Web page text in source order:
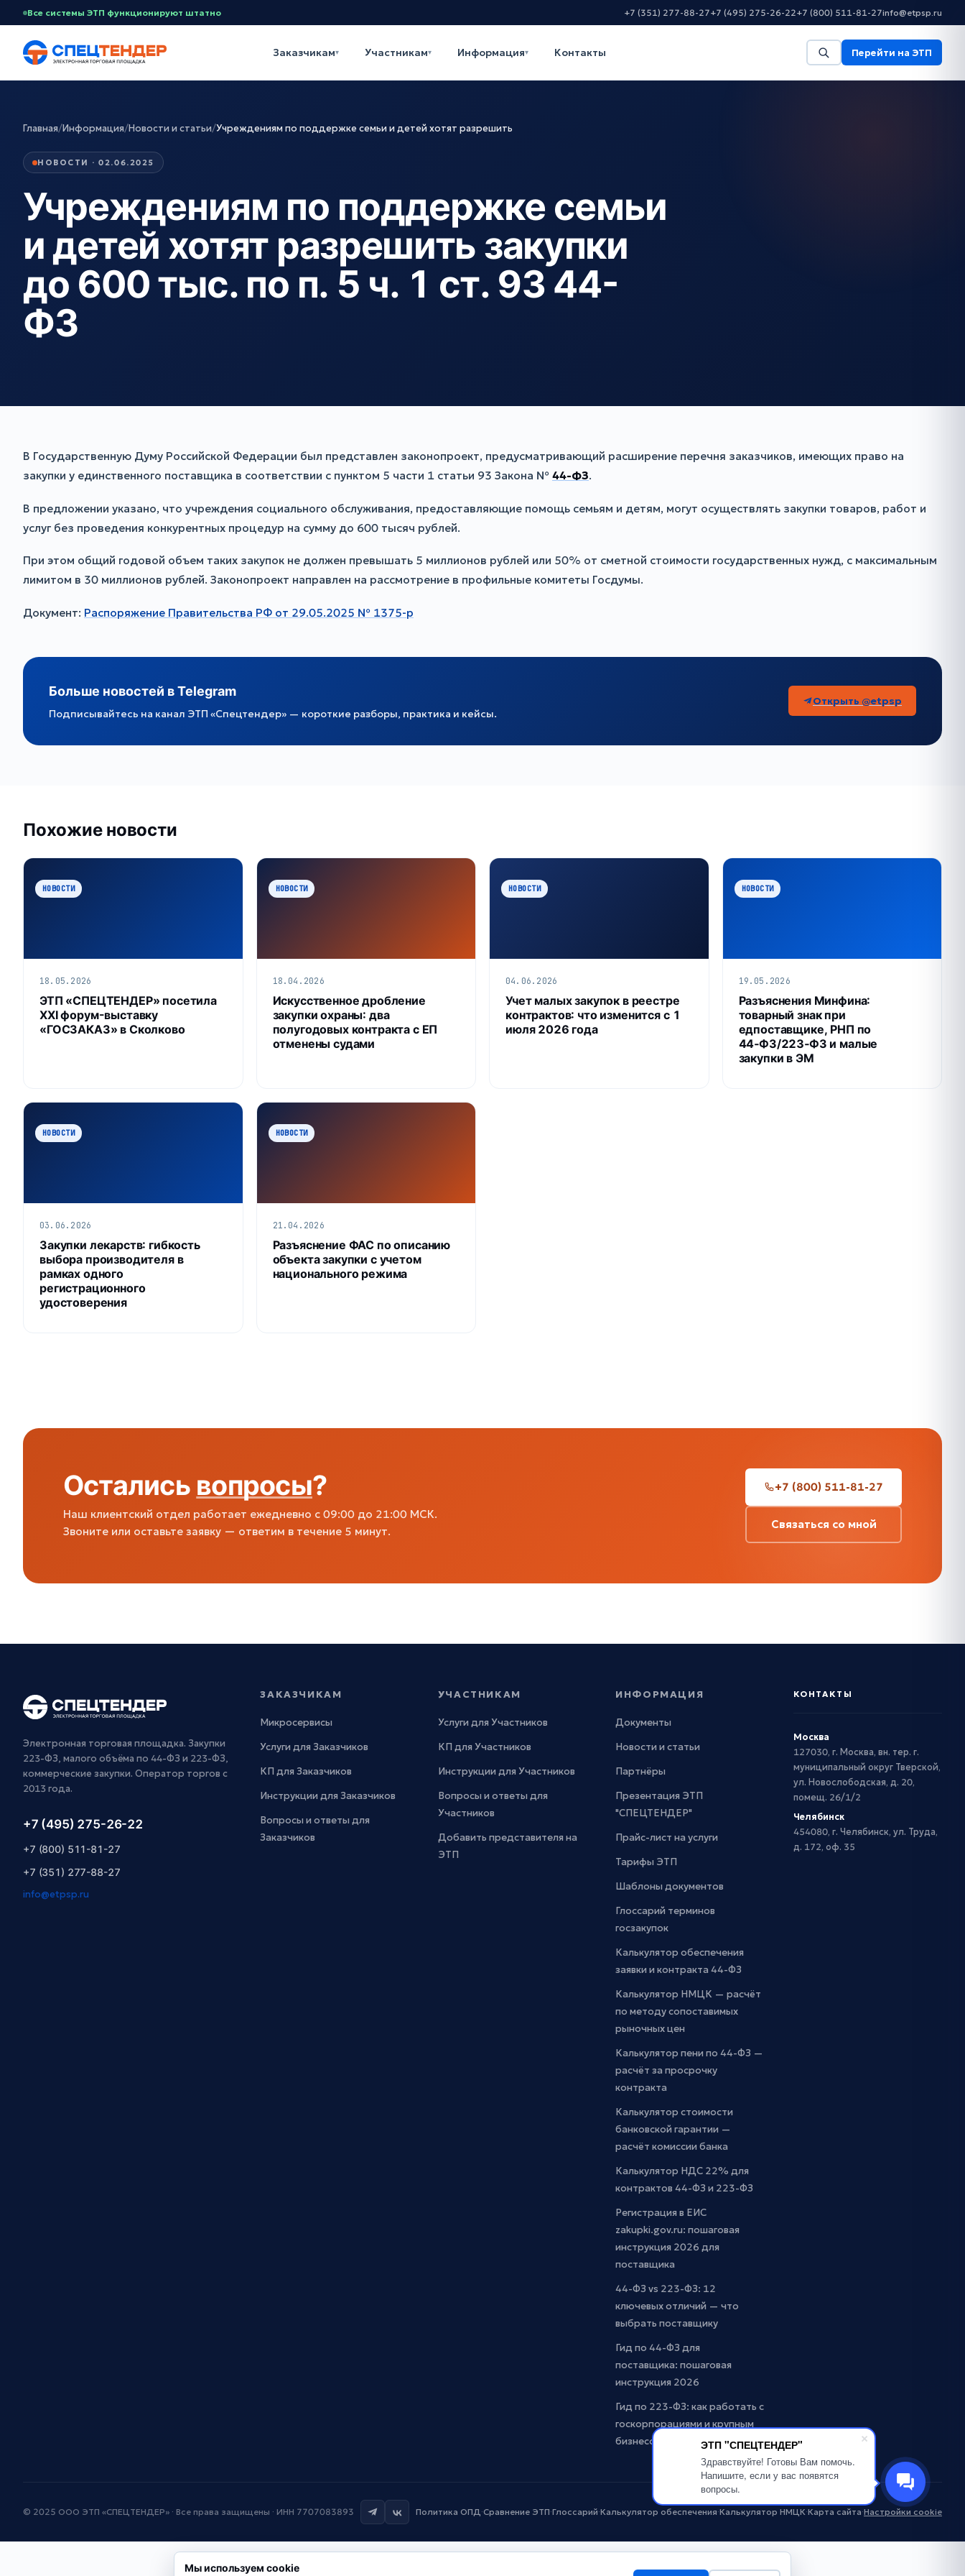
ЭТП "СПЕЦТЕНДЕР"
Здравствуйте! Готовы Вам помочь.
Напишите, если у вас появятся
вопросы.
Все системы ЭТП функционируют штатно +7 (351) 277-88-27+7 (495) 275-26-22+7 (800) 511-81-27info@etpsp.ru
Заказчикам▾ Участникам▾ Информация▾ Контакты Перейти на ЭТП
Главная/Информация/Новости и статьи/Учреждениям по поддержке семьи и детей хотят разрешить
НОВОСТИ · 02.06.2025
Учреждениям по поддержке семьи
и детей хотят разрешить закупки
до 600 тыс. по п. 5 ч. 1 ст. 93 44-
ФЗ
В Государственную Думу Российской Федерации был представлен законопроект, предусматривающий расширение перечня заказчиков, имеющих право на
закупки у единственного поставщика в соответствии с пунктом 5 части 1 статьи 93 Закона № 44-ФЗ.
В предложении указано, что учреждения социального обслуживания, предоставляющие помощь семьям и детям, могут осуществлять закупки товаров, работ и
услуг без проведения конкурентных процедур на сумму до 600 тысяч рублей.
При этом общий годовой объем таких закупок не должен превышать 5 миллионов рублей или 50% от сметной стоимости государственных нужд, с максимальным
лимитом в 30 миллионов рублей. Законопроект направлен на рассмотрение в профильные комитеты Госдумы.
Документ: Распоряжение Правительства РФ от 29.05.2025 № 1375-р
Больше новостей в Telegram
Подписывайтесь на канал ЭТП «Спецтендер» — короткие разборы, практика и кейсы.
Открыть @etpsp
Похожие новости
НОВОСТИ
18.05.2026
ЭТП «СПЕЦТЕНДЕР» посетила
XXI форум-выставку
«ГОСЗАКАЗ» в Сколково
НОВОСТИ
18.04.2026
Искусственное дробление
закупки охраны: два
полугодовых контракта с ЕП
отменены судами
НОВОСТИ
04.06.2026
Учет малых закупок в реестре
контрактов: что изменится с 1
июля 2026 года
НОВОСТИ
19.05.2026
Разъяснения Минфина:
товарный знак при
едпоставщике, РНП по
44‑ФЗ/223‑ФЗ и малые
закупки в ЭМ
НОВОСТИ
03.06.2026
Закупки лекарств: гибкость
выбора производителя в
рамках одного
регистрационного
удостоверения
НОВОСТИ
21.04.2026
Разъяснение ФАС по описанию
объекта закупки с учетом
национального режима
Остались вопросы?
Наш клиентский отдел работает ежедневно с 09:00 до 21:00 МСК.
Звоните или оставьте заявку — ответим в течение 5 минут.
+7 (800) 511-81-27
Связаться со мной
Электронная торговая площадка. Закупки
223-ФЗ, малого объёма по 44-ФЗ и 223-ФЗ,
коммерческие закупки. Оператор торгов с
2013 года.
+7 (495) 275-26-22
+7 (800) 511-81-27
+7 (351) 277-88-27
info@etpsp.ru
ЗАКАЗЧИКАМ
Микросервисы
Услуги для Заказчиков
КП для Заказчиков
Инструкции для Заказчиков
Вопросы и ответы для
Заказчиков
УЧАСТНИКАМ
Услуги для Участников
КП для Участников
Инструкции для Участников
Вопросы и ответы для
Участников
Добавить представителя на
ЭТП
ИНФОРМАЦИЯ
Документы
Новости и статьи
Партнёры
Презентация ЭТП
"СПЕЦТЕНДЕР"
Прайс-лист на услуги
Тарифы ЭТП
Шаблоны документов
Глоссарий терминов
госзакупок
Калькулятор обеспечения
заявки и контракта 44-ФЗ
Калькулятор НМЦК — расчёт
по методу сопоставимых
рыночных цен
Калькулятор пени по 44-ФЗ —
расчёт за просрочку
контракта
Калькулятор стоимости
банковской гарантии —
расчёт комиссии банка
Калькулятор НДС 22% для
контрактов 44-ФЗ и 223-ФЗ
Регистрация в ЕИС
zakupki.gov.ru: пошаговая
инструкция 2026 для
поставщика
44-ФЗ vs 223-ФЗ: 12
ключевых отличий — что
выбрать поставщику
Гид по 44-ФЗ для
поставщика: пошаговая
инструкция 2026
Гид по 223-ФЗ: как работать с
госкорпорациями и крупным
бизнесом
КОНТАКТЫ
Москва
127030, г. Москва, вн. тер. г.
муниципальный округ Тверской,
ул. Новослободская, д. 20,
помещ. 26/1/2
Челябинск
454080, г. Челябинск, ул. Труда,
д. 172, оф. 35
© 2025 ООО ЭТП «СПЕЦТЕНДЕР» · Все права защищены · ИНН 7707083893 Политика ОПД·Сравнение ЭТП·Глоссарий·Калькулятор обеспечения·Калькулятор НМЦК·Карта сайта·Настройки cookie
Мы используем cookie